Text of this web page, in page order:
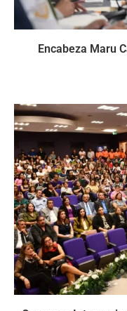
Encabeza Maru